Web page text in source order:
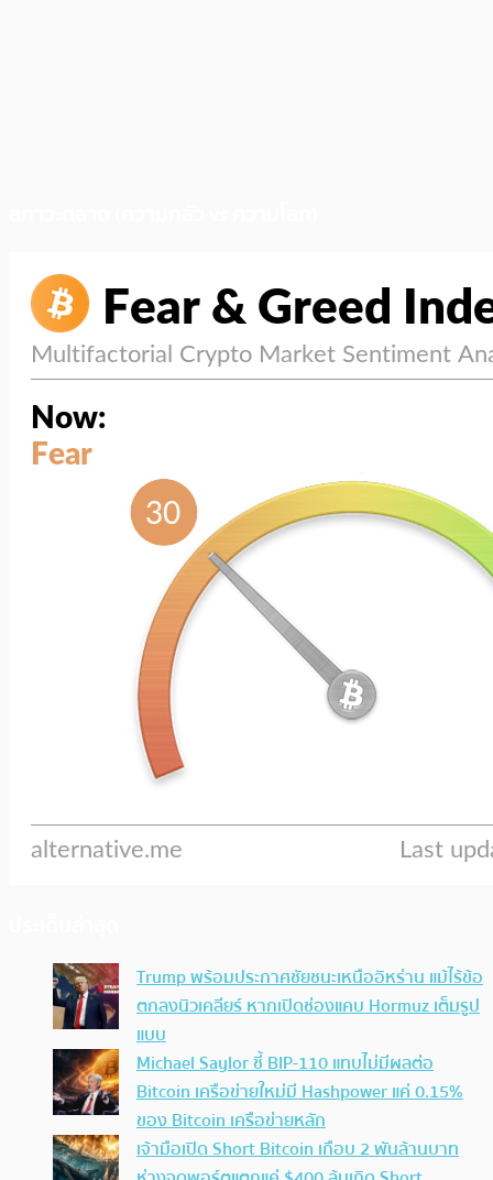
Trump พร้อมประกาศชัยชนะเหนืออิหร่าน แม้ไร้ข้อ
ตกลงนิวเคลียร์ หากเปิดช่องแคบ Hormuz เต็มรูป
แบบ
Michael Saylor ชี้ BIP-110 แทบไม่มีผลต่อ
Bitcoin เครือข่ายใหม่มี Hashpower แค่ 0.15%
ของ Bitcoin เครือข่ายหลัก
เจ้ามือเปิด Short Bitcoin เกือบ 2 พันล้านบาท